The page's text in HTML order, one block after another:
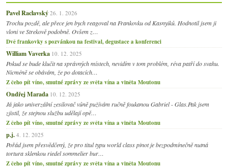
Pavel Raclavský 26. 1. 2026
Trochu pozdě, ale přece jen bych reagoval na Frankovku od Kasnyiků. Hodnotil jsem ji
vloni ve Strekově podobně. Ovšem z…
Dvě frankovky s pozvánkou na festival, degustace a konferenci
William Vaverka 10. 12. 2025
Pokud se bude klučit na správných místech, nevidím v tom problém, réva patří do svahu.
Nicméně se obávám, že po dotacích…
Z čeho pít víno, smutné zprávy ze světa vína a viněta Moutonu
Ondřej Marada 10. 12. 2025
Já jako univerzální zesilovač vůně pužívám ručně foukanou Gabriel - Glas.Pak jsem
zjistil, že stejnou službu udělají opě…
Z čeho pít víno, smutné zprávy ze světa vína a viněta Moutonu
p.j. 4. 12. 2025
Pořád jsem přesvědčený, že pro titul typu world class pinot je bezpodmínečně nutná
tortura sklenkou riedel sommelier bur…
Z čeho pít víno, smutné zprávy ze světa vína a viněta Moutonu